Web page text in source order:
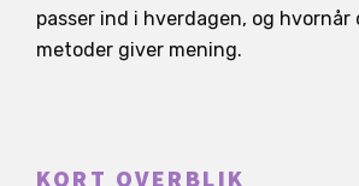
passer ind i hverdagen, og hvornår
metoder giver mening.